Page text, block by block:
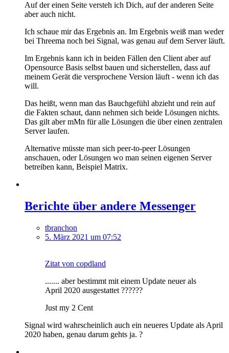
Auf der einen Seite versteh ich Dich, auf der anderen Seite
aber auch nicht.
Ich schaue mir das Ergebnis an. Im Ergebnis weiß man weder
bei Threema noch bei Signal, was genau auf dem Server läuft.
Im Ergebnis kann ich in beiden Fällen den Client aber auf
Opensource Basis selbst bauen und sicherstellen, dass auf
meinem Gerät die versprochene Version läuft - wenn ich das
will.
Das heißt, wenn man das Bauchgefühl abzieht und rein auf
die Fakten schaut, dann nehmen sich beide Lösungen nichts.
Das gilt aber mMn für alle Lösungen die über einen zentralen
Server laufen.
Alternative müsste man sich peer-to-peer Lösungen
anschauen, oder Lösungen wo man seinen eigenen Server
betreiben kann, Beispiel Matrix.
Berichte über andere Messenger
tbranchon
5. März 2021 um 07:52
Zitat von copdland
....... aber bestimmt mit einem Update neuer als
April 2020 ausgestattet ??????
Just my 2 Cent
Signal wird wahrscheinlich auch ein neueres Update als April
2020 haben, genau darum gehts ja. ?